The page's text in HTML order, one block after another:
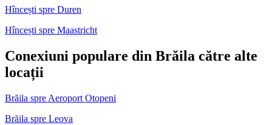
Hîncești spre Duren
Hîncești spre Maastricht
Conexiuni populare din Brăila către alte
locații
Brăila spre Aeroport Otopeni
Brăila spre Leova